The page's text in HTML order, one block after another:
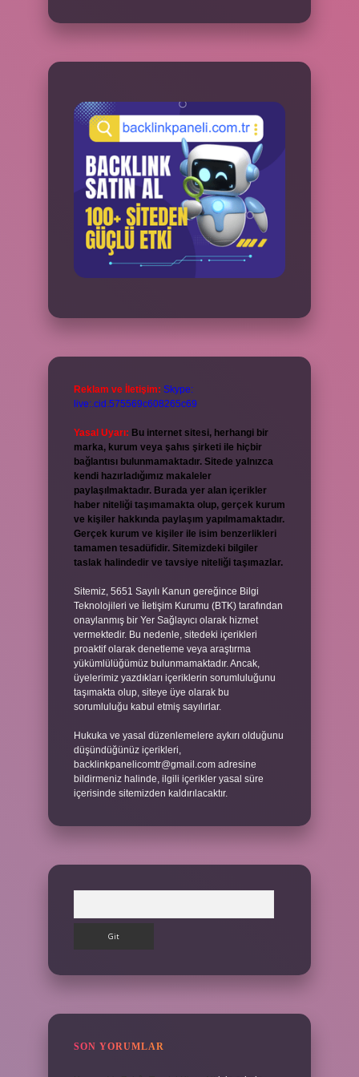
Reklam ve İletişim: Skype:
live:.cid.575569c608265c69
Yasal Uyarı: Bu internet sitesi, herhangi bir
marka, kurum veya şahıs şirketi ile hiçbir
bağlantısı bulunmamaktadır. Sitede yalnızca
kendi hazırladığımız makaleler
paylaşılmaktadır. Burada yer alan içerikler
haber niteliği taşımamakta olup, gerçek kurum
ve kişiler hakkında paylaşım yapılmamaktadır.
Gerçek kurum ve kişiler ile isim benzerlikleri
tamamen tesadüfidir. Sitemizdeki bilgiler
taslak halindedir ve tavsiye niteliği taşımazlar.
Sitemiz, 5651 Sayılı Kanun gereğince Bilgi
Teknolojileri ve İletişim Kurumu (BTK) tarafından
onaylanmış bir Yer Sağlayıcı olarak hizmet
vermektedir. Bu nedenle, sitedeki içerikleri
proaktif olarak denetleme veya araştırma
yükümlülüğümüz bulunmamaktadır. Ancak,
üyelerimiz yazdıkları içeriklerin sorumluluğunu
taşımakta olup, siteye üye olarak bu
sorumluluğu kabul etmiş sayılırlar.
Hukuka ve yasal düzenlemelere aykırı olduğunu
düşündüğünüz içerikleri,
backlinkpanelicomtr@gmail.com adresine
bildirmeniz halinde, ilgili içerikler yasal süre
içerisinde sitemizden kaldırılacaktır.
SON YORUMLAR